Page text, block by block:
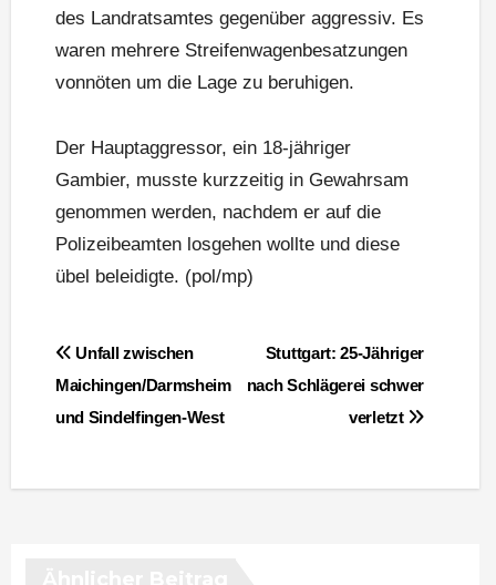
des Landratsamtes gegenüber aggressiv. Es
waren mehrere Streifenwagenbesatzungen
vonnöten um die Lage zu beruhigen.
Der Hauptaggressor, ein 18-jähriger
Gambier, musste kurzzeitig in Gewahrsam
genommen werden, nachdem er auf die
Polizeibeamten losgehen wollte und diese
übel beleidigte. (pol/mp)
BeitragsnavigationStuttgart: 25-Jähriger
nach Schlägerei schwer
verletzt
Unfall zwischen
Maichingen/Darmsheim
und Sindelfingen-West